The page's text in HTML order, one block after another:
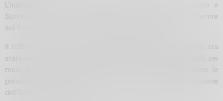
L’indicatore associato agli
per le imprese di Lecco e
Sondrio rivela una contrazione a livello congiunturale mentre
sul fronte tendenziale si registra una stagnazione.
Il raffronto con la prima metà del 2022, periodo per il quale era
stata registrata una crescita del +5,7% rispetto ai precedenti sei
mesi, rivela una diminuzione del 3,5%, dato che disattende le
previsioni formulate in occasione della precedente edizione
dell’Osservatorio (+2,4%).